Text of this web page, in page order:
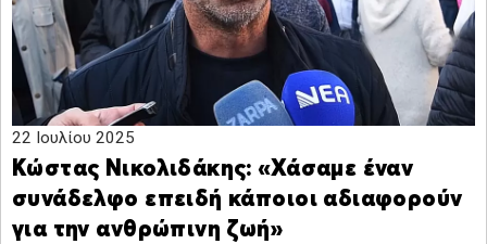
22 Ιουλίου 2025
Κώστας Νικολιδάκης: «Χάσαμε έναν
συνάδελφο επειδή κάποιοι αδιαφορούν
για την ανθρώπινη ζωή»